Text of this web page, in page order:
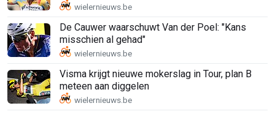
De Cauwer waarschuwt Van der Poel: "Kans
misschien al gehad"
Visma krijgt nieuwe mokerslag in Tour, plan B
meteen aan diggelen